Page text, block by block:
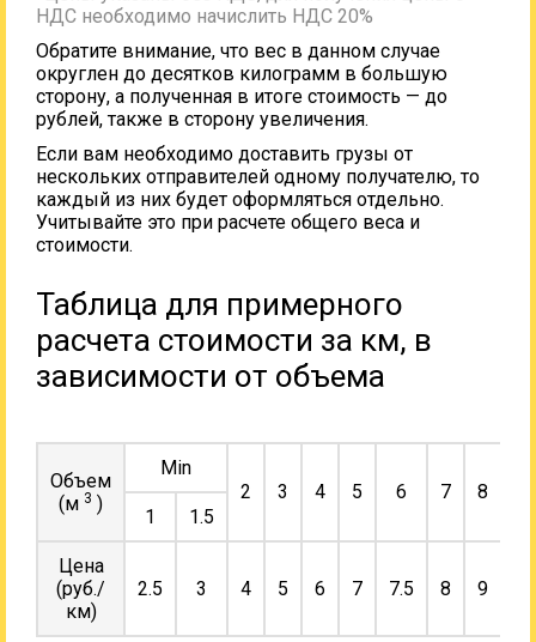
НДС необходимо начислить НДС 20%
Обратите внимание, что вес в данном случае
округлен до десятков килограмм в большую
сторону, а полученная в итоге стоимость — до
рублей, также в сторону увеличения.
Если вам необходимо доставить грузы от
нескольких отправителей одному получателю, то
каждый из них будет оформляться отдельно.
Учитывайте это при расчете общего веса и
стоимости.
Таблица для примерного
расчета стоимости за км, в
зависимости от объема
Объем
(м 3 )
Min
2
3 4 5 6 7 8
1
1.5
Цена
(руб./
км)
2.5 3 4 5 6 7 7.5 8 9